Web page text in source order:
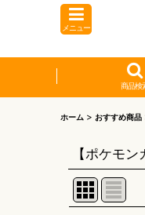
メニュー
商品検
ホーム > おすすめ商品
【ポケモ